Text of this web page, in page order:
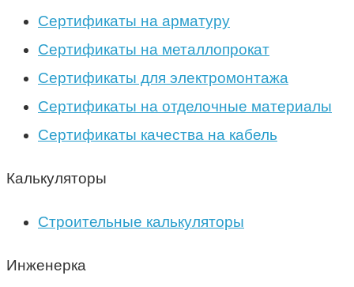
Сертификаты на арматуру
Сертификаты на металлопрокат
Сертификаты для электромонтажа
Сертификаты на отделочные материалы
Сертификаты качества на кабель
Калькуляторы
Строительные калькуляторы
Инженерка